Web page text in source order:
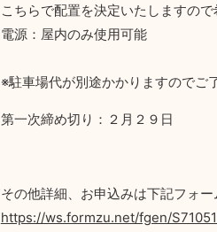
こちらで配置を決定いたしますの
電源：屋内のみ使用可能
※駐車場代が別途かかりますのでご
第一次締め切り：２月２９日
その他詳細、お申込みは下記フォー
https://ws.formzu.net/fgen/